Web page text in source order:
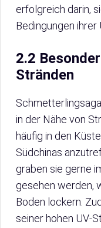
erfolgreich darin,
Bedingungen ihrer
2.2
Stränden
in der Nähe von
häufig in den
Südchinas
graben sie gerne
gesehen werden,
Boden lockern.
seiner hohen UV-